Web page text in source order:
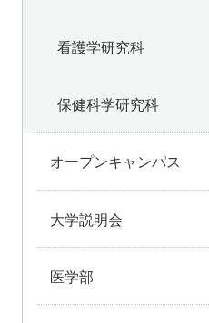
看護学研究科
保健科学研究科
オープンキャンパス
大学説明会
医学部